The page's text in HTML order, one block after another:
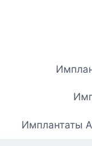
Имплантаты